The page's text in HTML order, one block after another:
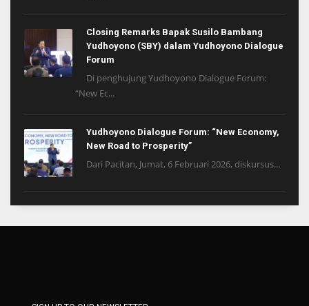
Closing Remarks Bapak Susilo Bambang
Yudhoyono (SBY) dalam Yudhoyono Dialogue
Forum
Di penghujung Yudhoyono Dialogue Forum:
“New Ec...
Yudhoyono Dialogue Forum: “New Economy,
New Road to Prosperity”
Dari Pacitan, Jumat, 6 Februari 2026, diskursus...